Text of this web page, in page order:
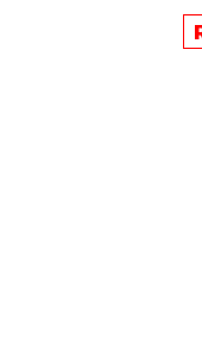
พรรครวมไทยส
ยิ่งลักษณ์ ชินวัต